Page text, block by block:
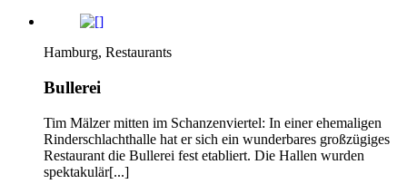
Hamburg, Restaurants
Bullerei
Tim Mälzer mitten im Schanzenviertel: In einer ehemaligen
Rinderschlachthalle hat er sich ein wunderbares großzügiges
Restaurant die Bullerei fest etabliert. Die Hallen wurden
spektakulär[...]